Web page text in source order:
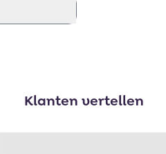
Klanten vertellen